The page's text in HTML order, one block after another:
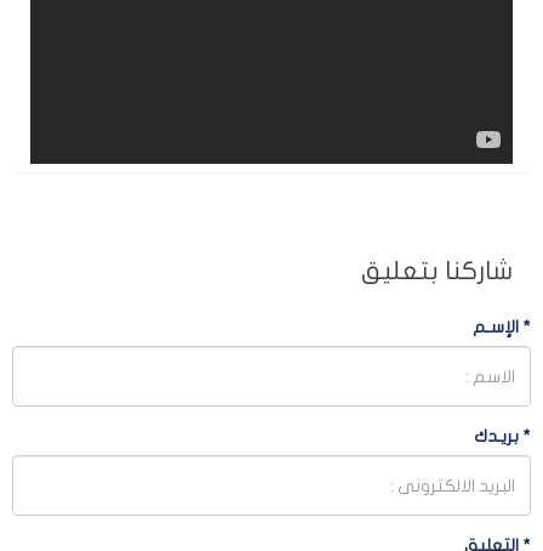
شاركنا بتعليق
* الإسـم
* بريـدك
* التعليق